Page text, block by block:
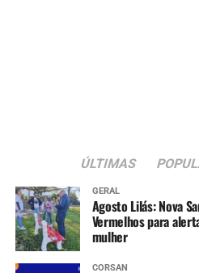
ÚLTIMAS
GERAL
Agosto Lilás: Nova
Vermelhos para
mulher
CORSAN